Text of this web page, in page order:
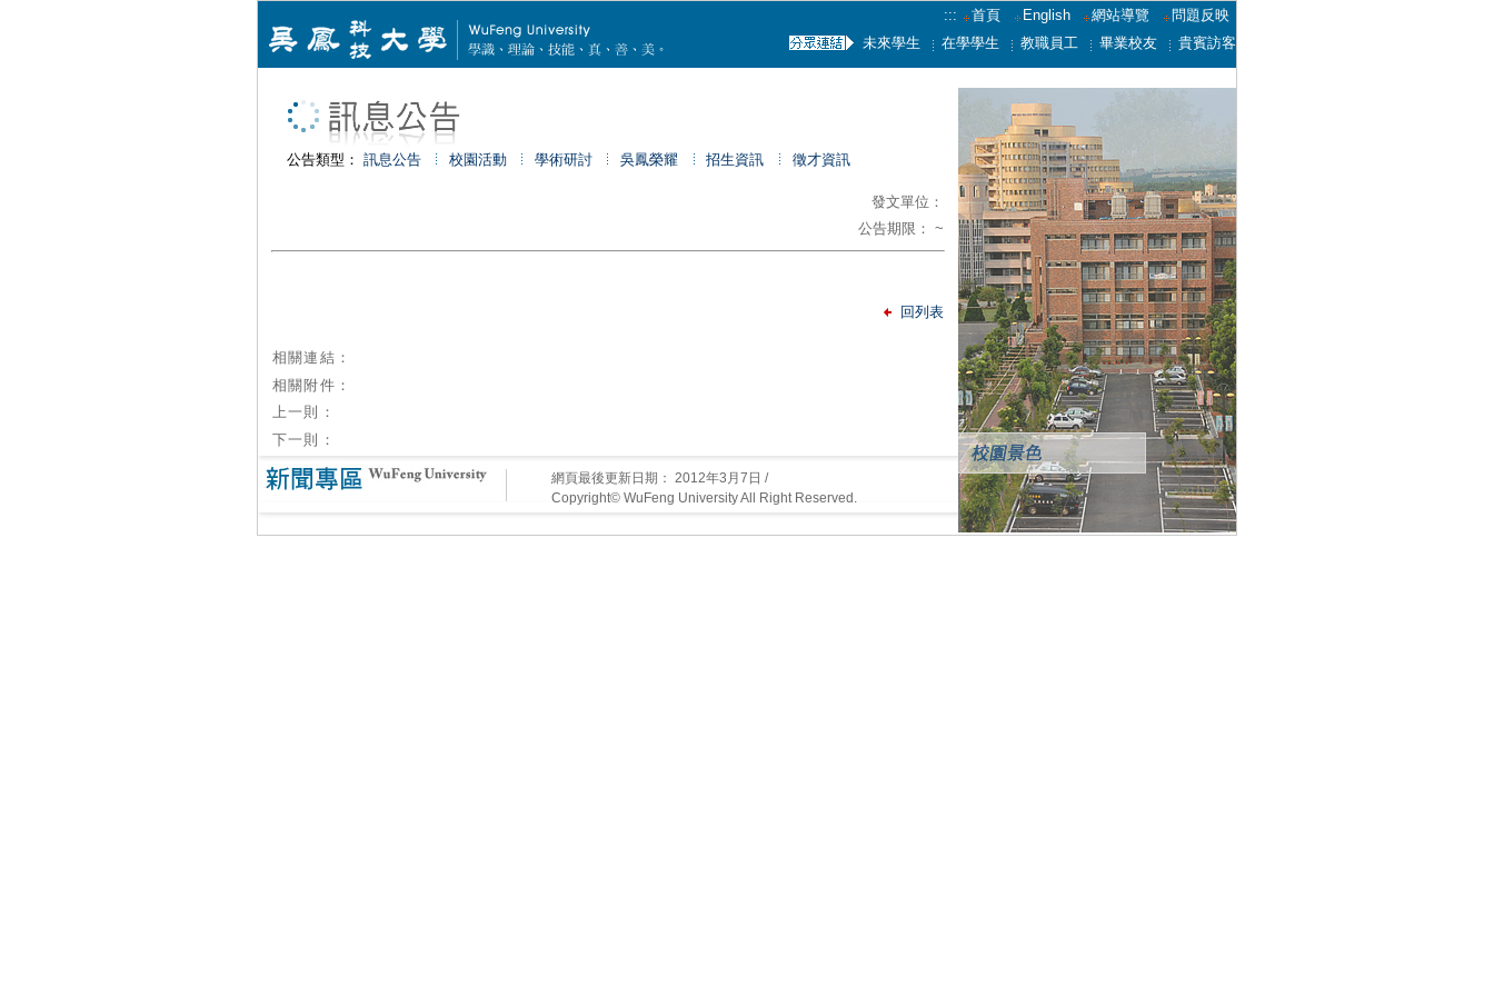
::: 首頁 English 網站導覽
問題反映
未來學生
在學學生 教職員工 畢業校友 貴賓訪客
公告類型： 訊息公告 校園活動 學術研討 吳鳳榮耀 招生資訊 徵才資訊
發文單位：
公告期限： ~
回列表
相關連結：
相關附件：
上一則：
下一則：
網頁最後更新日期： 2012年3月7日 /
Copyright© WuFeng University All Right Reserved.